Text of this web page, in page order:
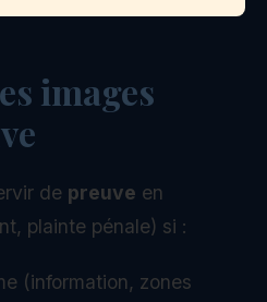
images
de preuve en
plainte pénale) si :
(information, zones